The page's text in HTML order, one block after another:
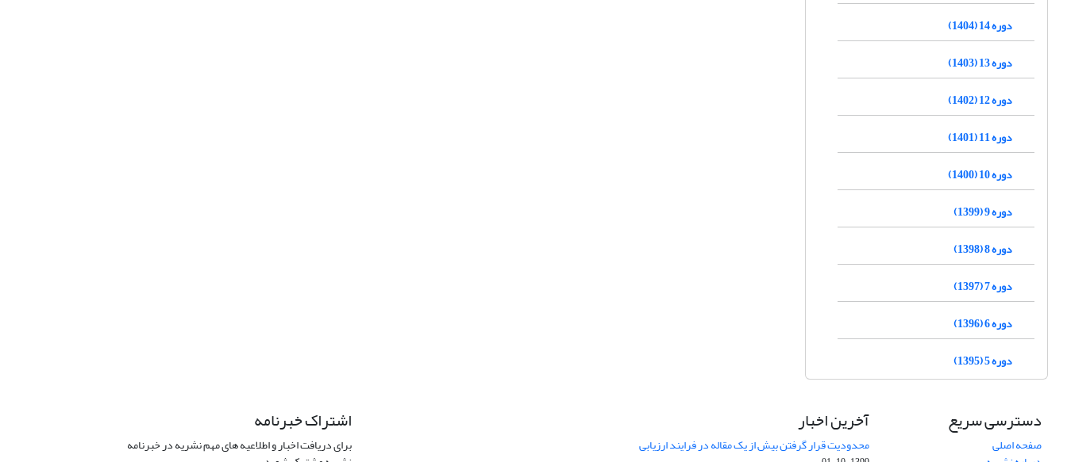
دوره 14 (1404)
دوره 13 (1403)
دوره 12 (1402)
دوره 11 (1401)
دوره 10 (1400)
دوره 9 (1399)
دوره 8 (1398)
دوره 7 (1397)
دوره 6 (1396)
دوره 5 (1395)
دسترسی سریع
صفحه اصلی
آخرین اخبار
محدودیت قرار گرفتن بیش از یک مقاله در فرایند ارزیابی
اشتراک خبرنامه
برای دریافت اخبار و اطلاعیه های مهم نشریه در خبرنامه